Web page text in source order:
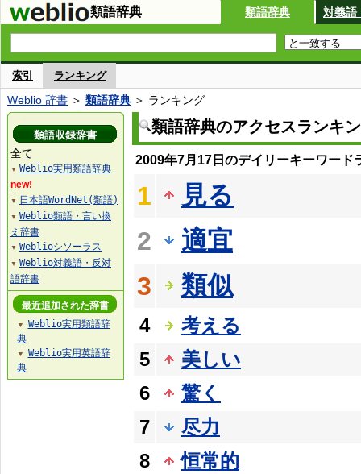
類語辞典 類語辞典 対義語
索引 ランキング
Weblio 辞書 ＞ 類語辞典 ＞ ランキング
類語辞典のアクセスランキ
2009年7月17日のデイリーキーワード
1
見る
2
適宜
3
類似
4
考える
5
美しい
6
驚く
7
尽力
8
恒常的
類語収録辞書
全て
▼ Weblio実用類語辞典
new!
▼ 日本語WordNet(類語)
▼ Weblio類語・言い換
え辞書
▼ Weblioシソーラス
▼ Weblio対義語・反対
語辞書
最近追加された辞書
▼
Weblio実用類語辞
典
▼
Weblio実用英語辞
典